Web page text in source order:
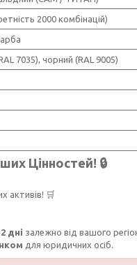
2000 комбінацій)
7035), чорний (RAL 9005)
Цінностей! 🔒
активів! 🛒
дні залежно від вашого
для юридичних осіб.